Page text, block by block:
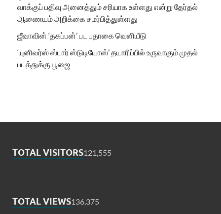
வாக்குப் பதிவு அனைத்தும் சரியாக உள்ளது என்று தேர்தல்
ஆணையம் அறிக்கை சமர்பித்துள்ளது
ஜீவாவின் ‘தகப்பன்’ பட பதாகை வெளியீடு
‘யுனிவர்ஸ் ஸ்டார் ஸ்டுடியோஸ்’ தயாரிப்பில் உருவாகும் முதல்
படத்துக்கு பூஜை
TOTAL VISITORS121,555
TOTAL VIEWS136,375